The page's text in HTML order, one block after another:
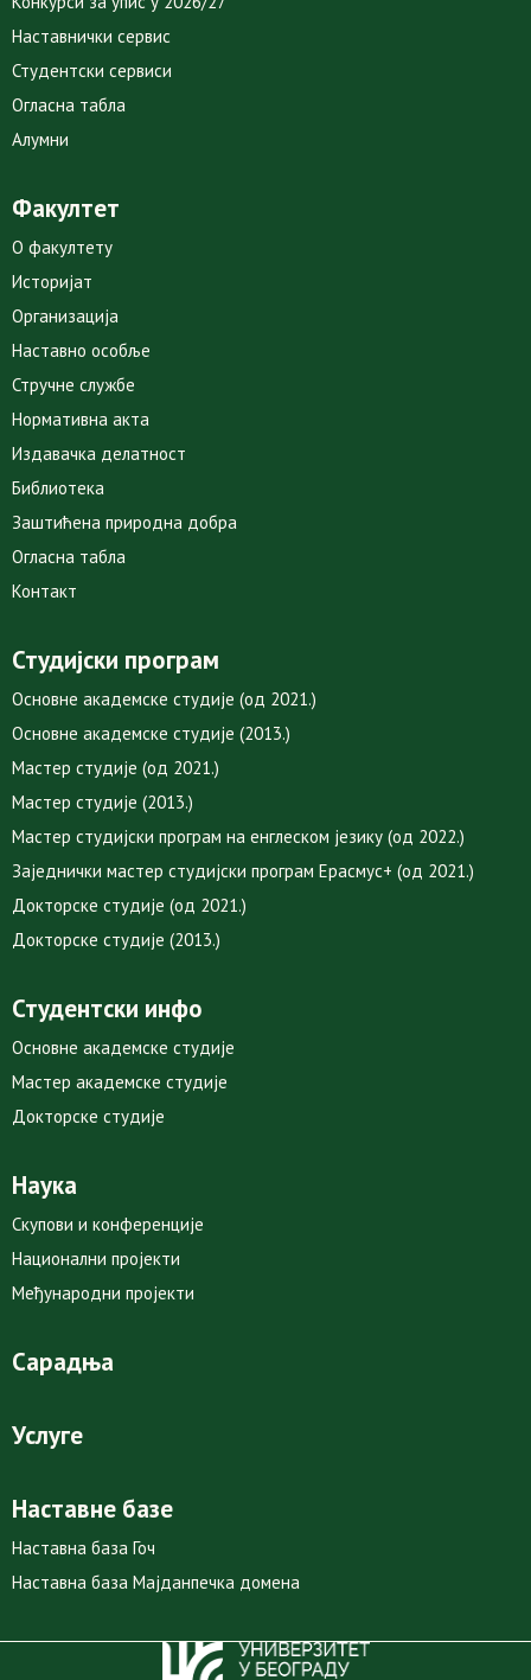
Наставнички сервис
Студентски сервиси
Огласна табла
Алумни
Факултет
О факултету
Историјат
Организација
Наставно особље
Стручне службе
Нормативна акта
Издавачка делатност
Библиотека
Заштићена природна добра
Огласна табла
Контакт
Студијски програм
Основне академске студије (од 2021.)
Основне академске студије (2013.)
Мастер студије (од 2021.)
Мастер студије (2013.)
Мастер студијски програм на енглеском језику (од 2022.)
Заједнички мастер студијски програм Ерасмус+ (од 2021.)
Докторске студије (од 2021.)
Докторске студије (2013.)
Студентски инфо
Основне академске студије
Мастер академске студије
Докторске студије
Наука
Скупови и конференције
Национални пројекти
Међународни пројекти
Сарадња
Услуге
Наставне базе
Наставна база Гоч
Наставна база Мајданпечка домена